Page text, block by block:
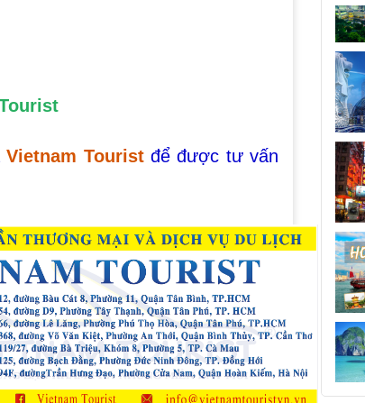
Vietnam Touristđể được tư vấn